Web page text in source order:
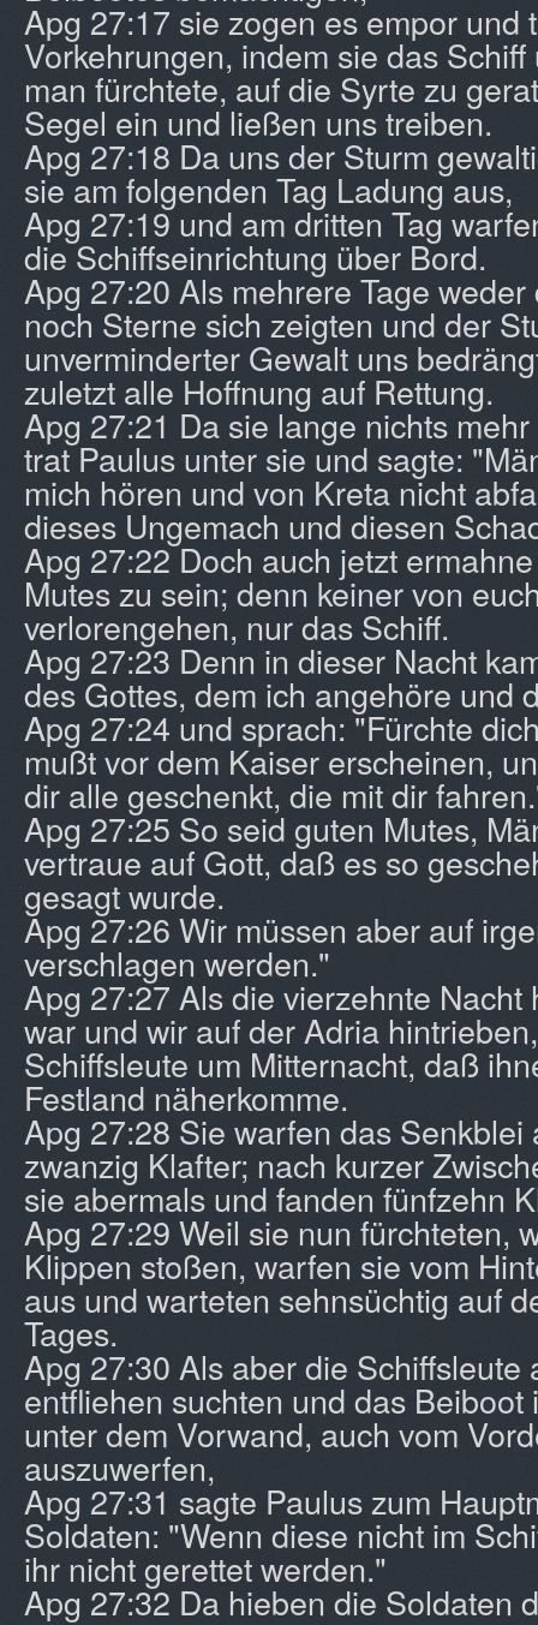
Apg 27:17 sie zogen es empor und
Vorkehrungen, indem sie das
man fürchtete, auf die Syrte zu
Segel ein und ließen uns treiben.
Apg 27:18 Da uns der Sturm
sie am folgenden Tag Ladung aus,
Apg 27:19 und am dritten Tag
die Schiffseinrichtung über Bord.
Apg 27:20 Als mehrere Tage
noch Sterne sich zeigten und der
unverminderter Gewalt uns
zuletzt alle Hoffnung auf Rettung.
Apg 27:21 Da sie lange nichts
trat Paulus unter sie und sagte:
mich hören und von Kreta nicht
dieses Ungemach und diesen
Apg 27:22 Doch auch jetzt
Mutes zu sein; denn keiner von
verlorengehen, nur das Schiff.
Apg 27:23 Denn in dieser Nacht
des Gottes, dem ich angehöre und
Apg 27:24 und sprach: "Fürchte
mußt vor dem Kaiser erscheinen,
dir alle geschenkt, die mit dir
Apg 27:25 So seid guten Mutes,
vertraue auf Gott, daß es so
gesagt wurde.
Apg 27:26 Wir müssen aber auf
verschlagen werden."
Apg 27:27 Als die vierzehnte
war und wir auf der Adria
Schiffsleute um Mitternacht, daß
Festland näherkomme.
Apg 27:28 Sie warfen das Senkblei
zwanzig Klafter; nach kurzer
sie abermals und fanden fünfzehn
Apg 27:29 Weil sie nun fürchteten,
Klippen stoßen, warfen sie vom
aus und warteten sehnsüchtig auf
Tages.
Apg 27:30 Als aber die Schiffsleute
entfliehen suchten und das
unter dem Vorwand, auch vom
auszuwerfen,
Apg 27:31 sagte Paulus zum
Soldaten: "Wenn diese nicht im
ihr nicht gerettet werden."
Apg 27:32 Da hieben die Soldaten